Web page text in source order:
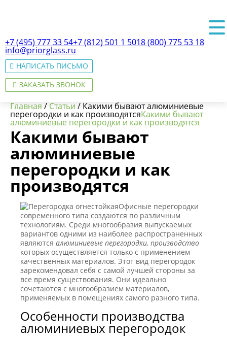
+7 (495) 777 33 54+7 (812) 501 1 5018 (800) 775 53 18
info@priorglass.ru
НАПИСАТЬ ПИСЬМО
ЗАКАЗАТЬ ЗВОНОК
О нас
Главная / Статьи / Какими бывают алюминиевые
перегородки и как производятсяКакими бывают
алюминиевые перегородки и как производятся
Какими бывают
алюминиевые
перегородки и как
производятся
Офисные перегородки
современного типа создаются по различным
технологиям. Среди многообразия выпускаемых
вариантов одними из наиболее распространенных
являются алюминиевые перегородки, производство
которых осуществляется только с применением
качественных материалов. Этот вид перегородок
зарекомендовал себя с самой лучшей стороны за
все время существования. Они идеально
сочетаются с многообразием материалов,
применяемых в помещениях самого разного типа.
Особенности производства
алюминиевых перегородок